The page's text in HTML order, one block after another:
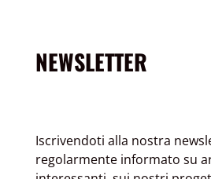
NEWSLETTER
Iscrivendoti alla nostra
regolarmente informato su